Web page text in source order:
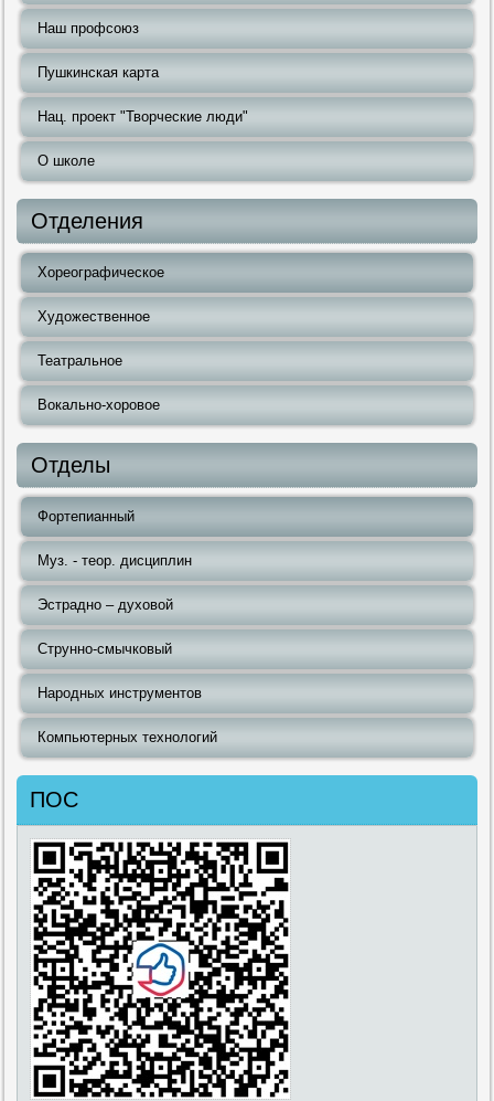
Наш профсоюз
Пушкинская карта
Нац. проект "Творческие люди"
О школе
Отделения
Хореографическое
Художественное
Театральное
Вокально-хоровое
Отделы
Фортепианный
Муз. - теор. дисциплин
Эстрадно – духовой
Струнно-смычковый
Народных инструментов
Компьютерных технологий
ПОС